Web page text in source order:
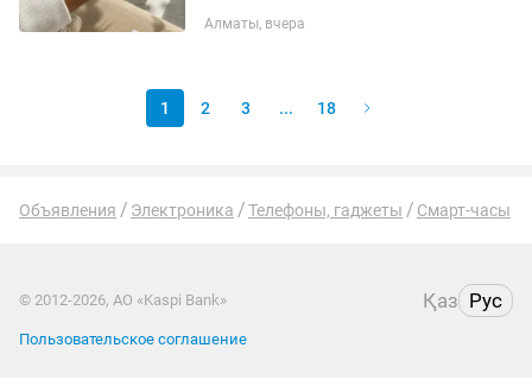
документы, коробка, кабель.
Алматы, вчера
1 2 3 ... 18
Объявления Электроника Телефоны, гаджеты Смарт-часы
© 2012-2026, АО «Kaspi Bank» Қаз Рус
Пользовательское соглашение